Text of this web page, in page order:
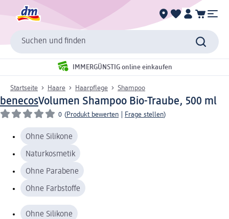
Suchen und finden
IMMERGÜNSTIG online einkaufen
Startseite Haare Haarpflege Shampoo
benecosVolumen Shampoo Bio-Traube, 500 ml
0 (Produkt bewerten Frage stellen)
Ohne Silikone
Naturkosmetik
Ohne Parabene
Ohne Farbstoffe
Ohne Silikone